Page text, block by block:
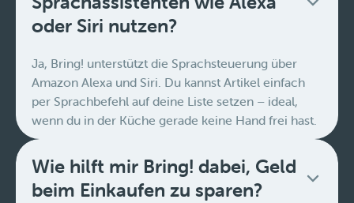
oder Siri nutzen?
Ja, Bring! unterstützt die Sprachsteuerung über
Amazon Alexa und Siri. Du kannst Artikel einfach
per Sprachbefehl auf deine Liste setzen – ideal,
wenn du in der Küche gerade keine Hand frei hast.
Wie hilft mir Bring! dabei, Geld
beim Einkaufen zu sparen?